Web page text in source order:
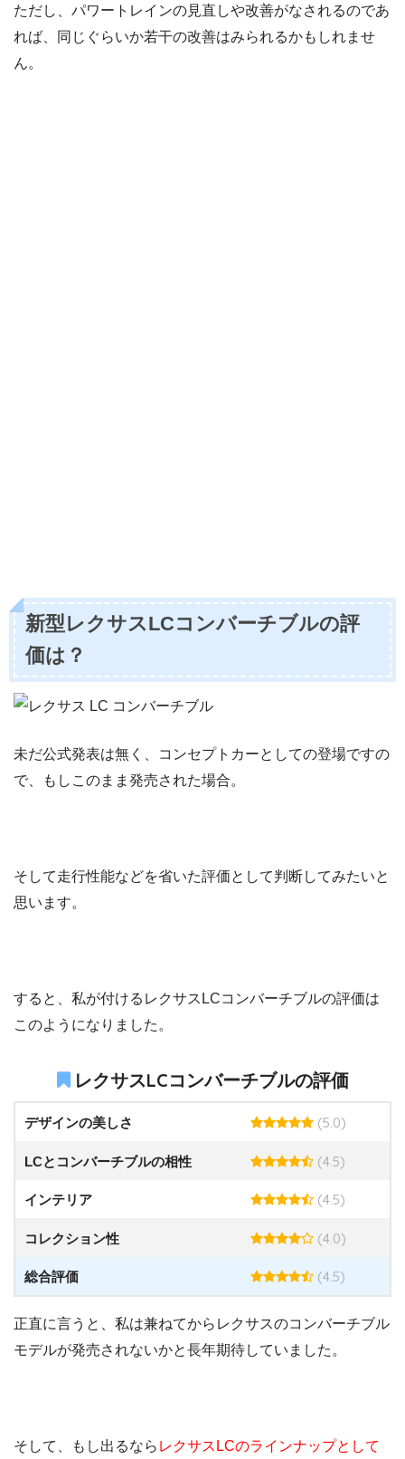
ただし、パワートレインの見直しや改善がなされるのであ
れば、同じぐらいか若干の改善はみられるかもしれませ
ん。
新型レクサスLCコンバーチブルの評
価は？
未だ公式発表は無く、コンセプトカーとしての登場ですの
で、もしこのまま発売された場合。
そして走行性能などを省いた評価として判断してみたいと
思います。
すると、私が付けるレクサスLCコンバーチブルの評価は
このようになりました。
レクサスLCコンバーチブルの評価
デザインの美しさ (5.0)
LCとコンバーチブルの相性 (4.5)
インテリア (4.5)
コレクション性 (4.0)
総合評価 (4.5)
正直に言うと、私は兼ねてからレクサスのコンバーチブル
モデルが発売されないかと長年期待していました。
そして、もし出るなら レクサスLCのラインナップとして